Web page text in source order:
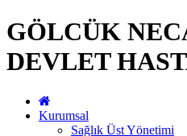
GÖLCÜK
DEVLET
Kurumsal
Sağlık Üst Yönetimi